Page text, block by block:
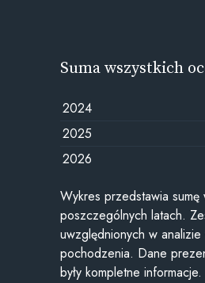
Suma wszystkich
2024
2025
2026
Wykres przedstawia
poszczególnych latach.
uwzględnionych w
pochodzenia. Dane
były kompletne informacje.